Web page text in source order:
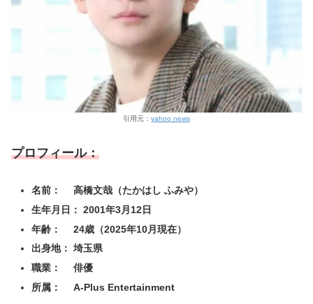
引用元： yahoo news
プロフィール：
名前： 高橋文哉（たかはし ふみや）
生年月日： 2001年3月12日
年齢： 24歳（2025年10月現在）
出身地： 埼玉県
職業： 俳優
所属： A-Plus Entertainment